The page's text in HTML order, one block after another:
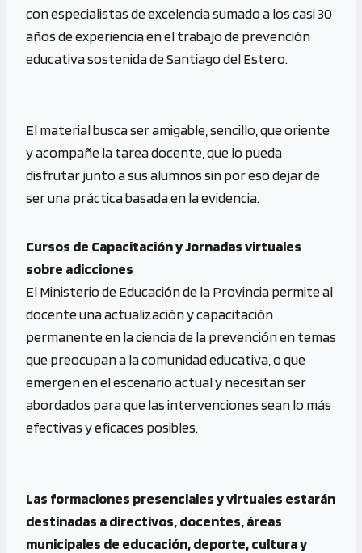
con especialistas de excelencia sumado a los casi 30
años de experiencia en el trabajo de prevención
educativa sostenida de Santiago del Estero.
El material busca ser amigable, sencillo, que oriente
y acompañe la tarea docente, que lo pueda
disfrutar junto a sus alumnos sin por eso dejar de
ser una práctica basada en la evidencia.
Cursos de Capacitación y Jornadas virtuales
sobre adicciones
El Ministerio de Educación de la Provincia permite al
docente una actualización y capacitación
permanente en la ciencia de la prevención en temas
que preocupan a la comunidad educativa, o que
emergen en el escenario actual y necesitan ser
abordados para que las intervenciones sean lo más
efectivas y eficaces posibles.
Las formaciones presenciales y virtuales estarán
destinadas a directivos, docentes, áreas
municipales de educación, deporte, cultura y